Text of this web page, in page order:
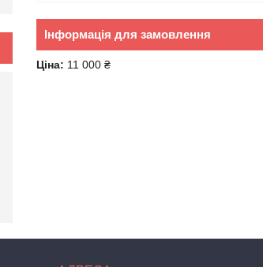
Інформація для замовлення
Ціна: 11 000 ₴